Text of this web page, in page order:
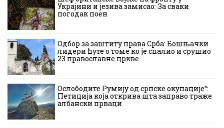
Украјини и језива замисао: За сваки
погодак поен
Одбор за заштиту права Срба: Бошњачки
лидери ћуте о томе ко је спалио и срушио
23 православне цркве
Ослободите Румију од српске окупације“:
Петиција која открива шта заправо траже
албански прваци